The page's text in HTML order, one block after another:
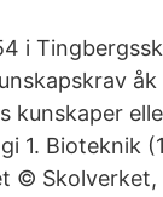
i
kunskaper
1. Bioteknik
©